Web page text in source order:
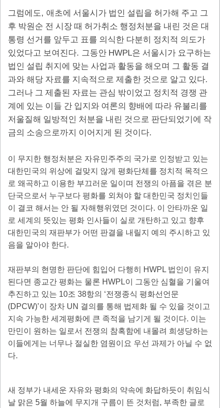
그럼에도, 애초에 서울시가 법인 설립을 허가해 주고 그
후 박원순 전 시장 때 허가취소 행정처분을 내린 것은 대
통령 선거를 앞두고 표를 의식한 다분히 정치적 의도가
있었다고 보여진다. 그동안 HWPL은 서울시가 요구하는
법인 설립 취지에 맞는 사업과 활동을 해오며 그 활동 결
과와 해당 자료를 지속적으로 제출한 것으로 알고 있다.
그러나 그 제출된 자료는 관심 밖이었고 정치적 경쟁 관
계에 있는 이들 간 입지와 여론의 향배에 따라 유불리를
저울질해 일방적인 처분을 내린 것으로 판단되었기에 작
금의 소송으로까지 이어지게 된 것이다.
이 무지한 행정처분은 자유민주주의 국가로 인정받고 있는
대한민국의 위상에 걸맞지 않게 평화단체를 정치적 목적으
로 왜곡하고 이용한 부끄러운 일이며 전쟁의 아픔을 겪은 분
단국으로서 누구보다 평화를 외쳐야 할 대한민국 정치인들
이 결코 해서는 안 될 자해행위였던 것이다. 이 안타까운 일
로 세계의 뜻있는 평화 인사들이 실로 개탄하고 있고 향후
대한민국의 재판부가 어떤 판결을 내릴지 예의 주시하고 있
음을 알아야 한다.
재판부의 현명한 판단에 힘입어 다행히 HWPL 법인이 유지
된다면 종교간 평화는 물론 HWPL이 그동안 심혈을 기울여
추진하고 있는 10조 38항의 ‘전쟁종식 평화선언문
(DPCW)’이 장차 UN 결의를 통해 법제화 될 수 있을 것이고
지속 가능한 세계평화에 큰 족적을 남기게 될 것이다. 이는
만민이 원하는 일로서 전쟁의 참혹함에 내몰려 희생당하는
이들에게는 너무나 절실한 염원이요 우선 과제가 아닐 수 없
다.
새 정부가 내세운 자유와 평화의 약속에 화답하듯이 취임식
날 맑은 5월 하늘에 무지개 구름이 뜬 것처럼, 부족한 글로